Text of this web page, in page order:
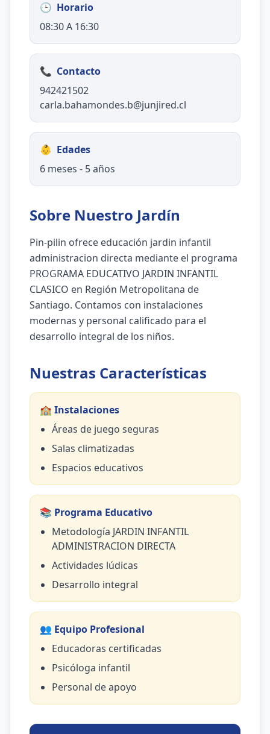
🕒 Horario
08:30 A 16:30
📞 Contacto
942421502
carla.bahamondes.b@junjired.cl
👶 Edades
6 meses - 5 años
Sobre Nuestro Jardín
Pin-pilin ofrece educación jardin infantil
administracion directa mediante el programa
PROGRAMA EDUCATIVO JARDIN INFANTIL
CLASICO en Región Metropolitana de
Santiago. Contamos con instalaciones
modernas y personal calificado para el
desarrollo integral de los niños.
Nuestras Características
🏫 Instalaciones
Áreas de juego seguras
Salas climatizadas
Espacios educativos
📚 Programa Educativo
Metodología JARDIN INFANTIL
ADMINISTRACION DIRECTA
Actividades lúdicas
Desarrollo integral
👥 Equipo Profesional
Educadoras certificadas
Psicóloga infantil
Personal de apoyo